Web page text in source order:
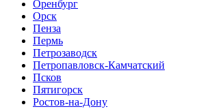
Оренбург
Орск
Пенза
Пермь
Петрозаводск
Петропавловск-Камчатский
Псков
Пятигорск
Ростов-на-Дону